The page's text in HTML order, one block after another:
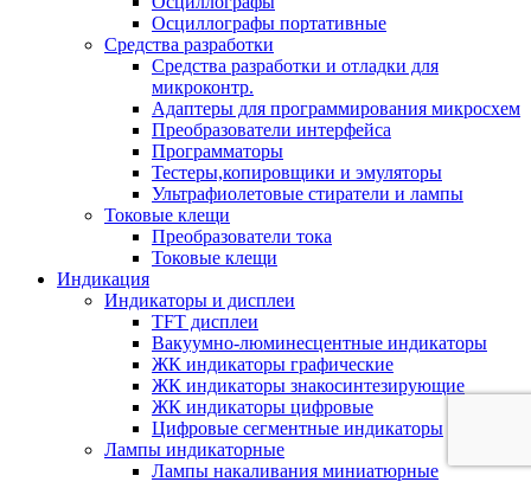
Осциллографы портативные
Средства разработки
Cредства разработки и отладки для
микроконтр.
Адаптеры для программирования микросхем
Преобразователи интерфейса
Программаторы
Тестеры,копировщики и эмуляторы
Ультрафиолетовые стиратели и лампы
Токовые клещи
Преобразователи тока
Токовые клещи
Индикация
Индикаторы и дисплеи
TFT дисплеи
Вакуумно-люминесцентные индикаторы
ЖК индикаторы графические
ЖК индикаторы знакосинтезирующие
ЖК индикаторы цифровые
Цифровые сегментные индикаторы
Лампы индикаторные
Лампы накаливания миниатюрные